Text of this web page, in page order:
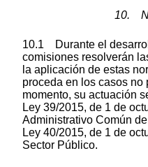
10.
10.1 Durante el
comisiones resolverán
la aplicación de estas
proceda en los casos no
momento, su actuación
Ley 39/2015, de 1 de
Administrativo Común
Ley 40/2015, de 1 de
Sector Público.